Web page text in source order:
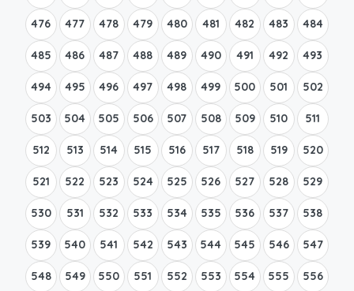
476 477 478 479 480 481 482 483 484
485 486 487 488 489 490 491 492 493
494 495 496 497 498 499 500 501 502
503 504 505 506 507 508 509 510 511
512 513 514 515 516 517 518 519 520
521 522 523 524 525 526 527 528 529
530 531 532 533 534 535 536 537 538
539 540 541 542 543 544 545 546 547
548 549 550 551 552 553 554 555 556